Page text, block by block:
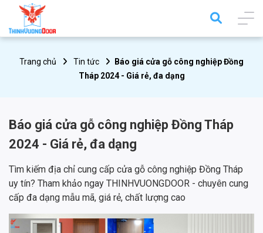
Trang chủ Tin tức
Báo giá cửa gỗ công nghiệp Đồng
Tháp 2024 - Giá rẻ, đa dạng
Báo giá cửa gỗ công nghiệp Đồng Tháp
2024 - Giá rẻ, đa dạng
Tìm kiếm địa chỉ cung cấp cửa gỗ công nghiệp Đồng Tháp
uy tín? Tham khảo ngay THINHVUONGDOOR - chuyên cung
cấp đa dạng mẫu mã, giá rẻ, chất lượng cao